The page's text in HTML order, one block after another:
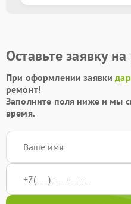
Оставьте заявку
При оформлении заявки
ремонт!
Заполните поля ниже и мы
время.